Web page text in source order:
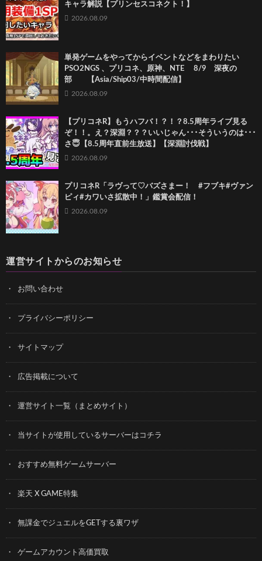
キャラ解説【プリンセスコネクト！】
2026.08.09
単発ゲームをやってからイベントなどをまわりたい
PSO2NGS 、プリコネ、原神、NTE 8/9 深夜の
部 【Asia/Ship03/中時間配信】
2026.08.09
【プリコネR】もうハフバ！？！？8.5周年ライブ見る
ぞ！！。え？深淵？？？いいじゃん･･･そういうのは･･･
さ😇【8.5周年直前生放送】【深淵討伐戦】
2026.08.09
プリコネR「ラヴって♡バズさまー！ #フブキ#ヴァン
ピィ#カワいさ拡散中！」鑑賞会配信！
2026.08.09
運営サイトからのお知らせ
お問い合わせ
プライバシーポリシー
サイトマップ
広告掲載について
運営サイト一覧（まとめサイト）
当サイトが使用しているサーバーはコチラ
おすすめ無料ゲームサーバー
楽天 X GAME特集
無課金でジュエルをGETする裏ワザ
ゲームアカウント高価買取